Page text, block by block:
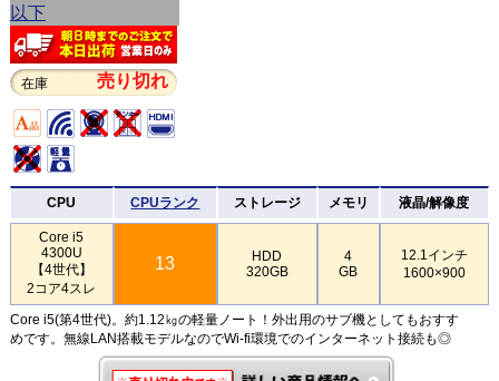
在庫 売り切れ
CPU CPUランク ストレージ メモリ 液晶/解像度
Core i5
4300U
【4世代】
2コア4スレ
13
HDD
320GB
4
GB
12.1インチ
1600×900
Core i5(第4世代)。約1.12㎏の軽量ノート！外出用のサブ機としてもおすす
めです。無線LAN搭載モデルなのでWi-fi環境でのインターネット接続も◎